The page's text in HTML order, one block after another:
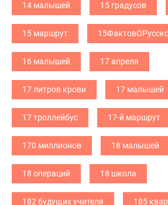
14 малышей 15 градусов
15 маршрут
16 малышей 17 апреля
17 литров крови 17 малышей
17 троллейбус 17-й маршрут
170 миллионов 18 малышей
18 операций 18 школа
182 будущих учителя 185